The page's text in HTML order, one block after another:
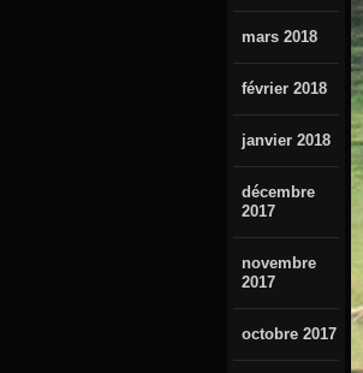
mars 2018
février 2018
janvier 2018
décembre
2017
novembre
2017
octobre 2017